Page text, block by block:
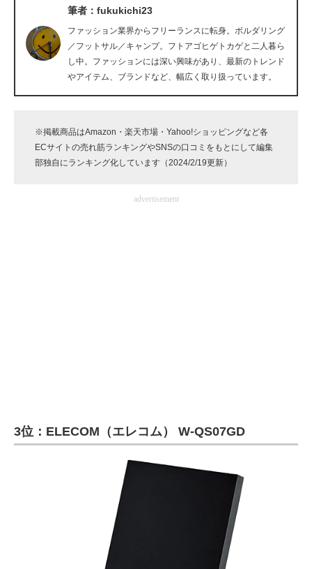
経営リーダーのコミュニティ
マーケ×ITの今がよく分かる
ITエンジニア向け専門サイト
IT製品の技術・比較・事例
製造業のIT導入・活用を支援
モノづくり技術者専門サイト
筆者：fukukichi23
ファッション業界からフリーランスに転身。ボルダリング
／フットサル／キャンプ。フトアゴヒゲトカゲと二人暮ら
し中。ファッションには深い興味があり、最新のトレンド
やアイテム、ブランドなど、幅広く取り扱っています。
※掲載商品はAmazon・楽天市場・Yahoo!ショッピングなど各
ECサイトの売れ筋ランキングやSNSの口コミをもとにして編集
部独自にランキング化しています（2024/2/19更新）
advertisement
3位：ELECOM（エレコム） W-QS07GD